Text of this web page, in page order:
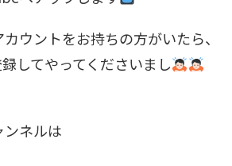
ウントをお持ちの方がいたら、
してやってくださいまし
ネルは